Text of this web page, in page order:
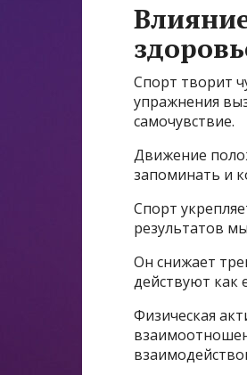
Спорт творит
упражнения
самочувствие.
Движение
запоминать и
Спорт
результатов
Он снижает
действуют как
Физическая